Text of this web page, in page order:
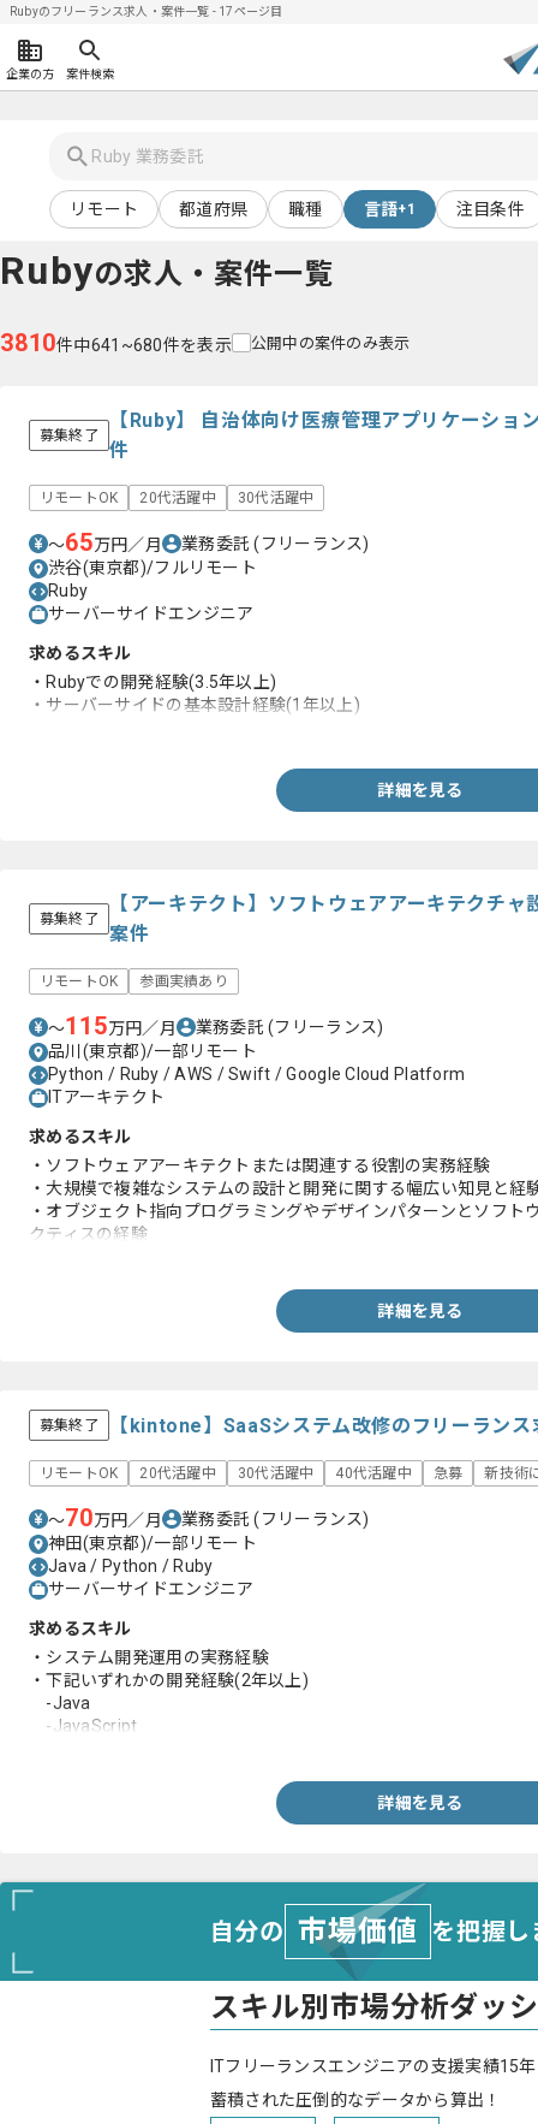
Rubyのフリーランス求人・案件一覧 - 17ページ目
企業の方 案件検索
リモート 都道府県 職種 言語+1 注目条件
Rubyの求人・案件一覧
3810件中641~680件を表示 公開中の案件のみ表示
募集終了
【Ruby】 自治体向け医療管理アプリケーショ
件
リモートOK 20代活躍中 30代活躍中
〜65万円／月 業務委託(フリーランス)
渋谷(東京都)/フルリモート
Ruby
サーバーサイドエンジニア
求めるスキル
・Rubyでの開発経験(3.5年以上)
・サーバーサイドの基本設計経験(1年以上)
詳細を見る
募集終了
【アーキテクト】ソフトウェアアーキテクチャ
案件
リモートOK 参画実績あり
〜115万円／月 業務委託(フリーランス)
品川(東京都)/一部リモート
Python / Ruby / AWS / Swift / Google Cloud Platform
ITアーキテクト
求めるスキル
・ソフトウェアアーキテクトまたは関連する役割の実務経験
・大規模で複雑なシステムの設計と開発に関する幅広い知見と経
・オブジェクト指向プログラミングやデザインパターンとソフト
クティスの経験
詳細を見る
募集終了 【kintone】SaaSシステム改修のフリーランス
リモートOK 20代活躍中 30代活躍中 40代活躍中 急募 新技術
〜70万円／月 業務委託(フリーランス)
神田(東京都)/一部リモート
Java / Python / Ruby
サーバーサイドエンジニア
求めるスキル
・システム開発運用の実務経験
・下記いずれかの開発経験(2年以上)
-Java
-JavaScript
詳細を見る
自分の 市場価値 を把握
スキル別市場分析ダッ
ITフリーランスエンジニアの支援実績15
蓄積された圧倒的なデータから算出！